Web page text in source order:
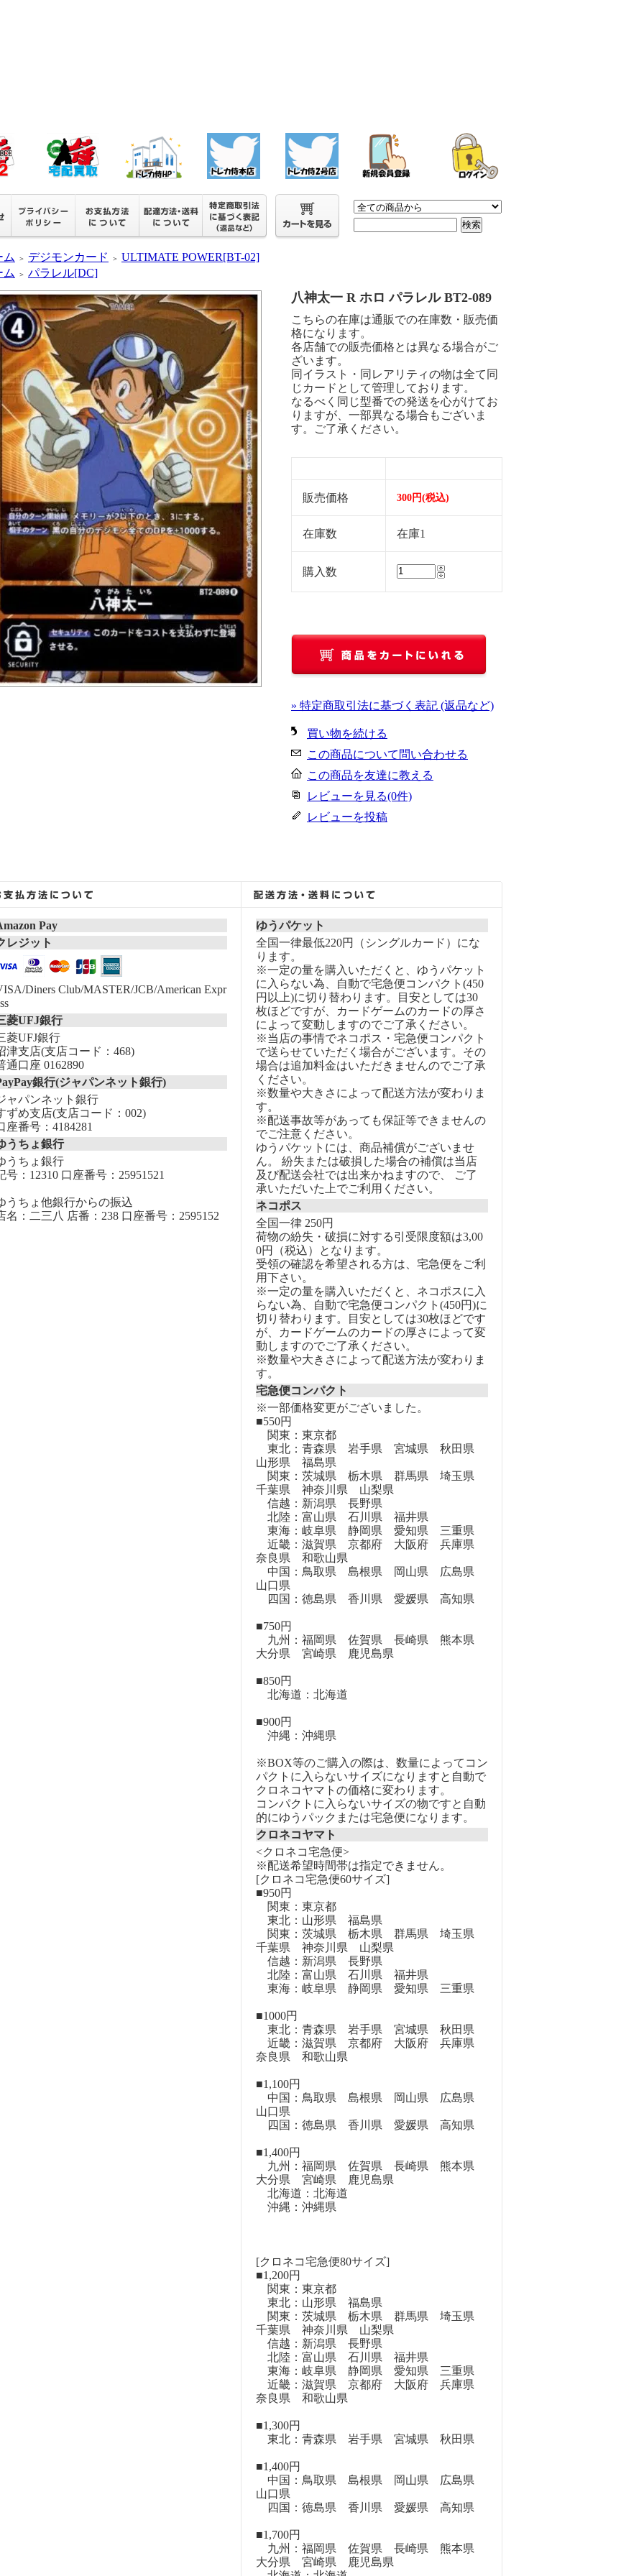
ム ＞ デジモンカード ＞ ULTIMATE POWER[BT-02]
ム
＞ パラレル[DC]
八神太一 R ホロ パラレル BT2-089
こちらの在庫は通販での在庫数・販売価
格になります。
各店舗での販売価格とは異なる場合がご
ざいます。
同イラスト・同レアリティの物は全て同
じカードとして管理しております。
なるべく同じ型番での発送を心がけてお
りますが、一部異なる場合もございま
す。ご了承ください。
販売価格 300円(税込)
在庫数 在庫1
購入数
» 特定商取引法に基づく表記 (返品など)
買い物を続ける
この商品について問い合わせる
この商品を友達に教える
レビューを見る(0件)
レビューを投稿
Pay
レジット
Diners Club/MASTER/JCB/American Expr
菱UFJ銀行
菱UFJ銀行
津支店(支店コード：468)
通口座 0162890
銀行(ジャパンネット銀行)
ャパンネット銀行
ずめ支店(支店コード：002)
座番号：4184281
うちょ銀行
うちょ銀行
号：12310 口座番号：25951521
うちょ他銀行からの振込
名：二三八 店番：238 口座番号：2595152
ゆうパケット
全国一律最低220円（シングルカード）にな
ります。
※一定の量を購入いただくと、ゆうパケット
に入らない為、自動で宅急便コンパクト(450
円以上)に切り替わります。目安としては30
枚ほどですが、カードゲームのカードの厚さ
によって変動しますのでご了承ください。
※当店の事情でネコポス・宅急便コンパクト
で送らせていただく場合がございます。その
場合は追加料金はいただきませんのでご了承
ください。
※数量や大きさによって配送方法が変わりま
す。
※配送事故等があっても保証等できませんの
でご注意ください。
ゆうパケットには、商品補償がございませ
ん。 紛失または破損した場合の補償は当店
及び配送会社では出来かねますので、 ご了
承いただいた上でご利用ください。
ネコポス
全国一律 250円
荷物の紛失・破損に対する引受限度額は3,00
0円（税込）となります。
受領の確認を希望される方は、宅急便をご利
用下さい。
※一定の量を購入いただくと、ネコポスに入
らない為、自動で宅急便コンパクト(450円)に
切り替わります。目安としては30枚ほどです
が、カードゲームのカードの厚さによって変
動しますのでご了承ください。
※数量や大きさによって配送方法が変わりま
す。
宅急便コンパクト
※一部価格変更がございました。
■550円
関東：東京都
東北：青森県 岩手県 宮城県 秋田県
山形県 福島県
関東：茨城県 栃木県 群馬県 埼玉県
千葉県 神奈川県 山梨県
信越：新潟県 長野県
北陸：富山県 石川県 福井県
東海：岐阜県 静岡県 愛知県 三重県
近畿：滋賀県 京都府 大阪府 兵庫県
奈良県 和歌山県
中国：鳥取県 島根県 岡山県 広島県
山口県
四国：徳島県 香川県 愛媛県 高知県
■750円
九州：福岡県 佐賀県 長崎県 熊本県
大分県 宮崎県 鹿児島県
■850円
北海道：北海道
■900円
沖縄：沖縄県
※BOX等のご購入の際は、数量によってコン
パクトに入らないサイズになりますと自動で
クロネコヤマトの価格に変わります。
コンパクトに入らないサイズの物ですと自動
的にゆうパックまたは宅急便になります。
クロネコヤマト
<クロネコ宅急便>
※配送希望時間帯は指定できません。
[クロネコ宅急便60サイズ]
■950円
関東：東京都
東北：山形県 福島県
関東：茨城県 栃木県 群馬県 埼玉県
千葉県 神奈川県 山梨県
信越：新潟県 長野県
北陸：富山県 石川県 福井県
東海：岐阜県 静岡県 愛知県 三重県
■1000円
東北：青森県 岩手県 宮城県 秋田県
近畿：滋賀県 京都府 大阪府 兵庫県
奈良県 和歌山県
■1,100円
中国：鳥取県 島根県 岡山県 広島県
山口県
四国：徳島県 香川県 愛媛県 高知県
■1,400円
九州：福岡県 佐賀県 長崎県 熊本県
大分県 宮崎県 鹿児島県
北海道：北海道
沖縄：沖縄県
[クロネコ宅急便80サイズ]
■1,200円
関東：東京都
東北：山形県 福島県
関東：茨城県 栃木県 群馬県 埼玉県
千葉県 神奈川県 山梨県
信越：新潟県 長野県
北陸：富山県 石川県 福井県
東海：岐阜県 静岡県 愛知県 三重県
近畿：滋賀県 京都府 大阪府 兵庫県
奈良県 和歌山県
■1,300円
東北：青森県 岩手県 宮城県 秋田県
■1,400円
中国：鳥取県 島根県 岡山県 広島県
山口県
四国：徳島県 香川県 愛媛県 高知県
■1,700円
九州：福岡県 佐賀県 長崎県 熊本県
大分県 宮崎県 鹿児島県